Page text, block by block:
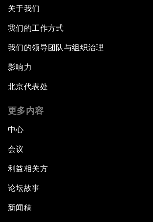
The Geopolitics of Asia's Energy
ASEAN's Global Impact
Anchoring Trust in East Asia's New
关于我们
我们的工作方式
我们的领导团队与组织治理
影响力
北京代表处
更多内容
中心
会议
利益相关方
论坛故事
新闻稿